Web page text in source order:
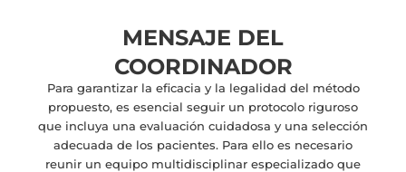
MENSAJE DEL
COORDINADOR
Para garantizar la eficacia y la legalidad del método
propuesto, es esencial seguir un protocolo riguroso
que incluya una evaluación cuidadosa y una selección
adecuada de los pacientes. Para ello es necesario
reunir un equipo multidisciplinar especializado que